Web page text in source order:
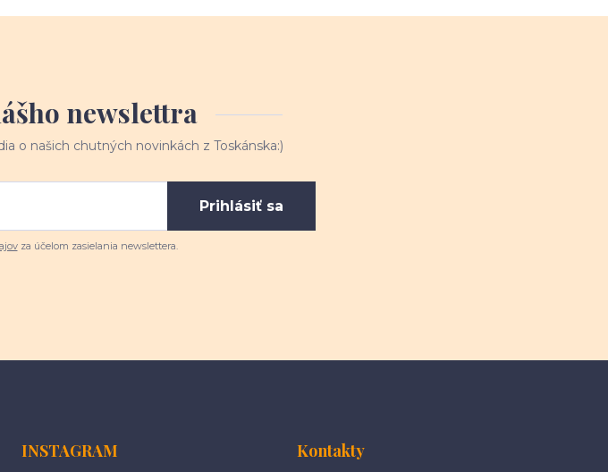
newslettra
o našich chutných novinkách z Toskánska:)
Prihlásiť sa
za účelom zasielania newslettera.
INSTAGRAM Kontakty